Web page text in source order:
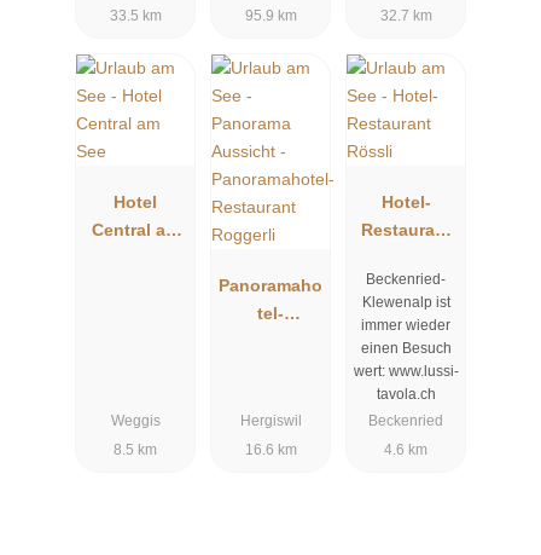
33.5 km
95.9 km
32.7 km
Hotel
Central am
Weggis
8.5 km
Panoramaho
tel-
Hergiswil
16.6 km
Hotel-
Restaurant
Beckenried-
Klewenalp ist
immer wieder
einen Besuch
wert: www.lussi-
tavola.ch
Beckenried
4.6 km